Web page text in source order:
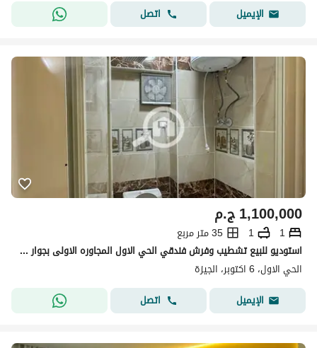
الإيميل اتصل
ج.م1,100,000
1
1
35 متر مربع
استوديو للبيع تشطيب وفرش فندقي الحي الاول المجاوره الاولى بجوار جامعه 6 اكتوبر ومسجد الحصري وجميع الخدمات 6 اكتوبر الجيزه
الحي الاول، 6 اكتوبر، الجيزة
الإيميل
اتصل